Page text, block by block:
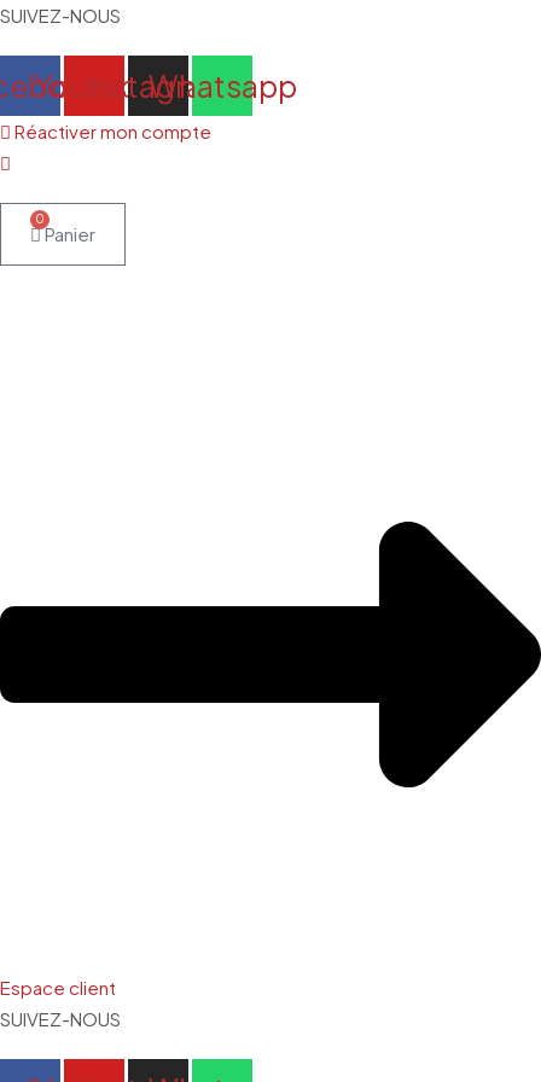
SUIVEZ-NOUS
YoutubeInstagram
Whatsapp
Réactiver mon compte
0
Panier
Espace client
SUIVEZ-NOUS